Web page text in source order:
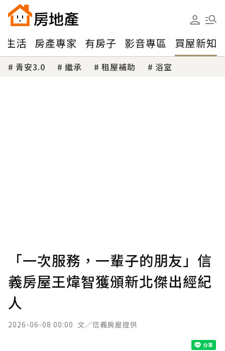
生活 房產專家 有房子 影音專區 買屋新知
青安3.0 繼承 租屋補助 浴室
「一次服務，一輩子的朋友」信
義房屋王煒智獲頒新北傑出經紀
人
2026-06-08 00:00 文／信義房屋提供